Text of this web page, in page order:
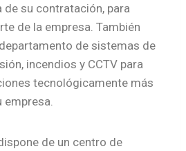
de su contratación, para
de la empresa. También
de sistemas de
incendios y CCTV para
tecnológicamente más
empresa.
de un centro de